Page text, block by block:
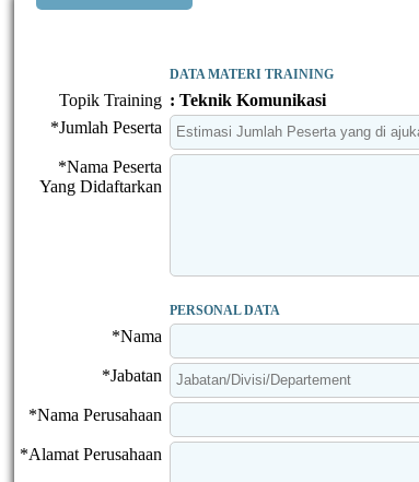
DATA MATERI TRAINING
Topik Training : Teknik Komunikasi
*Jumlah Peserta
*Nama Peserta
Yang Didaftarkan
PERSONAL DATA
*Nama
*Jabatan
*Nama Perusahaan
*Alamat Perusahaan